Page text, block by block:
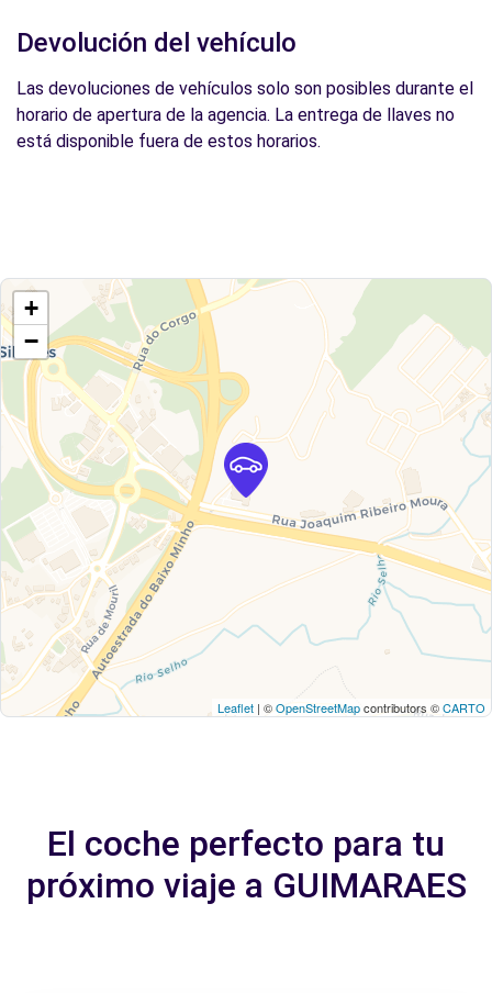
Devolución del vehículo
Las devoluciones de vehículos solo son posibles durante el
horario de apertura de la agencia. La entrega de llaves no
está disponible fuera de estos horarios.
+
−
Leaflet | ©OpenStreetMapcontributors ©CARTO
El coche perfecto para tu
próximo viaje a GUIMARAES